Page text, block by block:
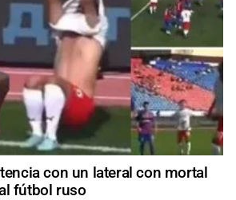
con un lateral con mortal
fútbol ruso